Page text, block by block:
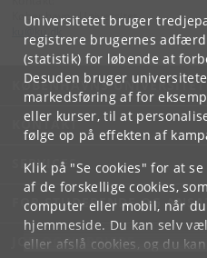
Universitetet bruger
registrere brugernes
(statistik) for løbende at
Desuden bruger
markedsføring af for
eller kurser, til at
følge op på effekten af
Klik på "Se cookies" for at
af de forskellige cookies,
computer eller mobil, når
hjemmeside. Du kan selv
eller afslå cookies, og du
Københavns Universitet
KØBENHAVNS UNIVERSITET
KONTAKT
SERVICES
FOR STUDERENDE OG
JOB OG KARRIERE